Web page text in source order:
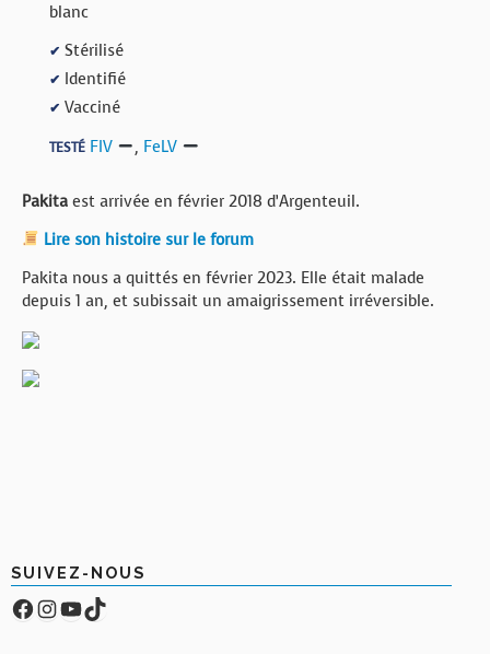
blanc
✔ Stérilisé
✔ Identifié
✔ Vacciné
TESTÉ FIV , FeLV
Pakita est arrivée en février 2018 d’Argenteuil.
Lire son histoire sur le forum
Pakita nous a quittés en février 2023. Elle était malade
depuis 1 an, et subissait un amaigrissement irréversible.
SUIVEZ-NOUS
Facebook
Compte Instagram
YouTube
TikTok